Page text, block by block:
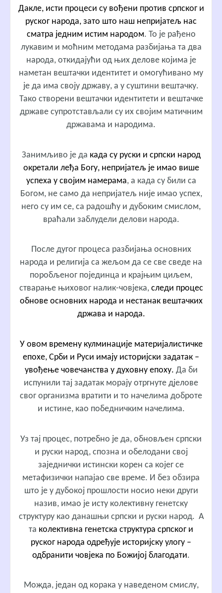
Дакле, исти процеси су вођени против српског и
руског народа, зато што наш непријатељ нас
сматра једним истим народом. То је рађено
лукавим и моћним методама разбијања та два
народа, откидајући од њих делове којима је
наметан вештачки идентитет и омогућивано му
је да има своју државу, а у суштини вештачку.
Тако створени вештачки идентитети и вештачке
државе супротстављали су их својим матичним
државама и народима.
Занимљиво је да када су руски и српски народ
окретали леђа Богу, непријатељ је имао више
успеха у својим намерама, а када су били са
Богом, не само да непријатељ није имао успех,
него су им се, са радошћу и дубоким смислом,
враћали заблудели делови народа.
После дугог процеса разбијања основних
народа и религија са жељом да се све сведе на
поробљеног појединца и крајњим циљем,
стварање њиховог налик-човјека, следи процес
обнове основних народа и нестанак вештачких
држава и народа.
У овом времену кулминације материјалистичке
епохе, Срби и Руси имају историјски задатак –
увођење човечанства у духовну епоху. Да би
испунили тај задатак морају отргнуте дјелове
свог организма вратити и то начелима доброте
и истине, као победничким начелима.
Уз тај процес, потребно је да, обновљен српски
и руски народ, спозна и обелодани свој
заједнички истински корен са којег се
метафизички напајао све време. И без обзира
што је у дубокој прошлости носио неки други
назив, имао је исту колективну генетску
структуру као данашњи српски и руски народ. А
та колективна генетска структура српског и
руског народа одређује историјску улогу –
одбранити човјека по Божијој благодати.
Можда, један од корака у наведеном смислу,